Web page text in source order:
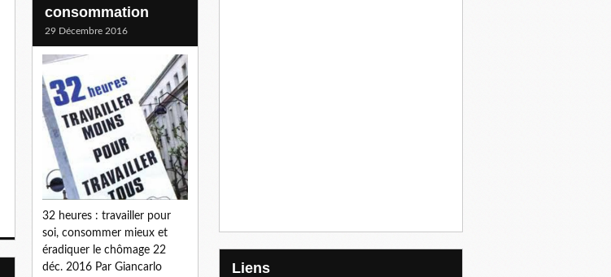
consommation
29 Décembre 2016
32 heures : travailler pour
soi, consommer mieux et
éradiquer le chômage 22
déc. 2016 Par Giancarlo
Liens